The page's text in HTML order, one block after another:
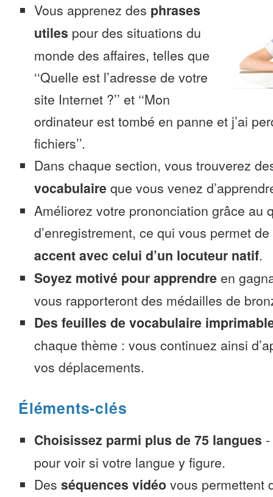
Vous apprenez des phrases
utiles pour des situations du
monde des affaires, telles que
‘‘Quelle est l’adresse de votre
site Internet ?’’ et ‘‘Mon
ordinateur est tombé en panne et j’ai
fichiers’’.
Dans chaque section, vous trouverez
vocabulaire que vous venez
Améliorez votre prononciation grâce au
d’enregistrement, ce qui vous permet de
accent avec celui d’un locuteur natif.
Soyez motivé pour apprendre en
vous rapporteront des médailles de
Des feuilles de vocabulaire
chaque thème : vous continuez ainsi
vos déplacements.
Éléments-clés
Choisissez parmi plus de 75 langues -
pour voir si votre langue y figure.
Des séquences vidéo vous permettent